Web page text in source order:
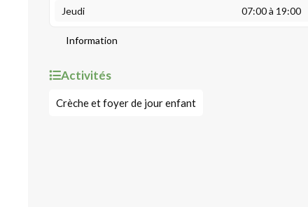
Jeudi
07:00 à 19:00
Information
Activités
Crèche et foyer de jour enfant